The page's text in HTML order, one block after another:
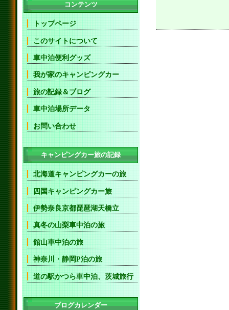
コンテンツ
トップページ
このサイトについて
車中泊便利グッズ
我が家のキャンピングカー
旅の記録＆ブログ
車中泊場所データ
お問い合わせ
キャンピングカー旅の記録
北海道キャンピングカーの旅
四国キャンピングカー旅
伊勢奈良京都琵琶湖天橋立
真冬の山梨車中泊の旅
館山車中泊の旅
神奈川・静岡P泊の旅
道の駅かつら車中泊、茨城旅行
ブログカレンダー